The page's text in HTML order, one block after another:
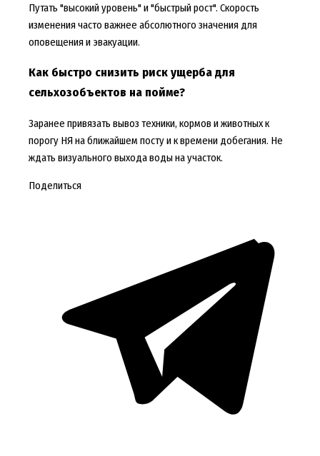
Путать "высокий уровень" и "быстрый рост". Скорость
изменения часто важнее абсолютного значения для
оповещения и эвакуации.
Как быстро снизить риск ущерба для
сельхозобъектов на пойме?
Заранее привязать вывоз техники, кормов и животных к
порогу НЯ на ближайшем посту и к времени добегания. Не
ждать визуального выхода воды на участок.
Поделиться